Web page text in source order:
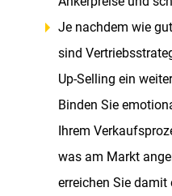
Je nachdem wie
sind
Up-Selling ein
Binden Sie
Ihrem
was am Markt
erreichen Sie damit